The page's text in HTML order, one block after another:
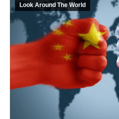
Look Around The World